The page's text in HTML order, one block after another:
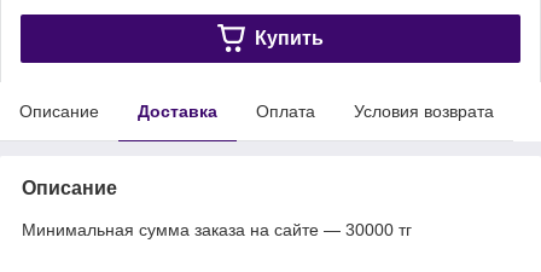
Купить
Описание Доставка Оплата Условия возврата
Описание
Минимальная сумма заказа на сайте — 30000 тг